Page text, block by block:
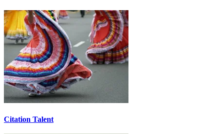
Citation Talent